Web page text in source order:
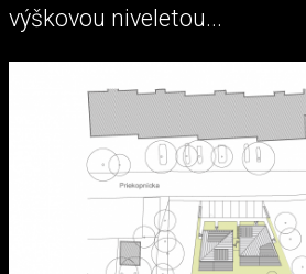
výškovou niveletou...